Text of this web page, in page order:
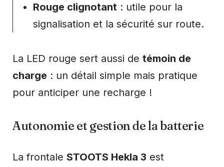
Rouge clignotant : utile pour la
signalisation et la sécurité sur route.
La LED rouge sert aussi de témoin de
charge : un détail simple mais pratique
pour anticiper une recharge !
Autonomie et gestion de la batterie
La frontale STOOTS Hekla 3 est